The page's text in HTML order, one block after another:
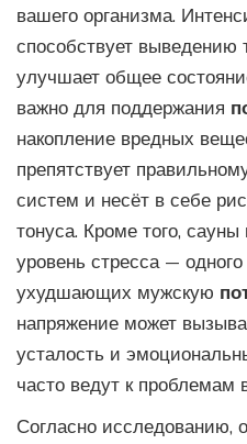
вашего организма.
способствует выведению
улучшает общее
важно для поддержания
накопление вредных
препятствует
систем и несёт в себе
тонуса. Кроме того,
уровень стресса —
ухудшающих мужскую
напряжение может
усталость и
часто ведут к проблемам
Согласно исследованию,